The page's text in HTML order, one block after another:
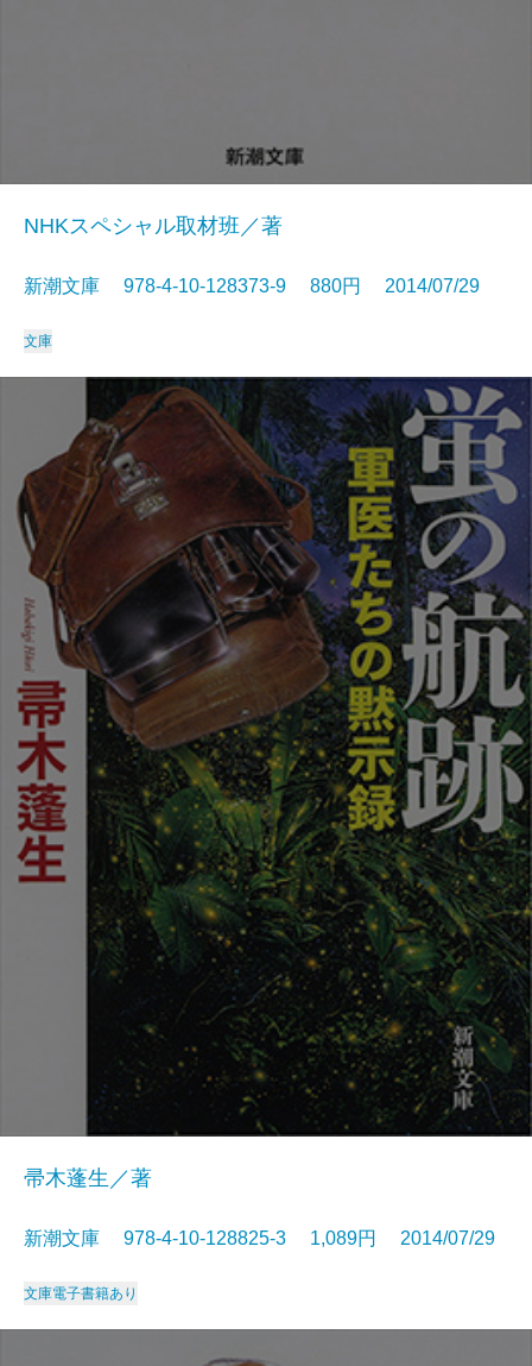
NHKスペシャル取材班／著
新潮文庫 978-4-10-128373-9 880円 2014/07/29
文庫
帚木蓬生／著
新潮文庫 978-4-10-128825-3 1,089円 2014/07/29
文庫電子書籍あり